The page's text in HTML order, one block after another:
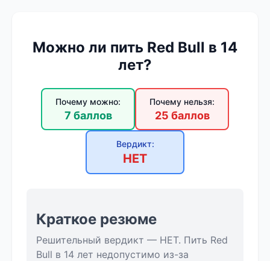
Можно ли пить Red Bull в 14
лет?
Почему можно:
7 баллов
Почему нельзя:
25 баллов
Вердикт:
НЕТ
Краткое резюме
Решительный вердикт — НЕТ. Пить Red
Bull в 14 лет недопустимо из-за